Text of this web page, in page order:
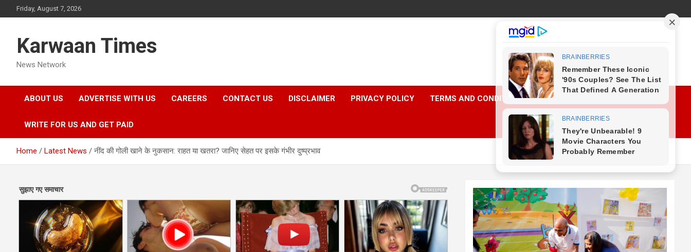
to
Friday, August 7, 2026
Karwaan Times
News Network
ABOUT US ADVERTISE WITH US CAREERS CONTACT US DISCLAIMER PRIVACY POLICY TERMS AND CONDITIONS
WRITE FOR US AND GET PAID
Home Latest News नींद की गोली खाने के नुकसान: राहत या खतरा? जानिए सेहत पर इसके गंभीर दुष्प्रभाव